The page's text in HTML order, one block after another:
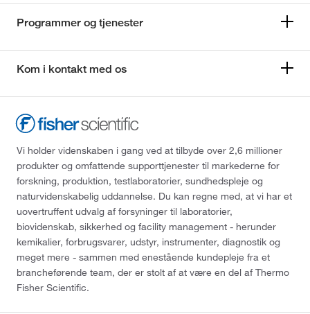
Programmer og tjenester
Kom i kontakt med os
Vi holder videnskaben i gang ved at tilbyde over 2,6 millioner
produkter og omfattende supporttjenester til markederne for
forskning, produktion, testlaboratorier, sundhedspleje og
naturvidenskabelig uddannelse. Du kan regne med, at vi har et
uovertruffent udvalg af forsyninger til laboratorier,
biovidenskab, sikkerhed og facility management - herunder
kemikalier, forbrugsvarer, udstyr, instrumenter, diagnostik og
meget mere - sammen med enestående kundepleje fra et
brancheførende team, der er stolt af at være en del af Thermo
Fisher Scientific.